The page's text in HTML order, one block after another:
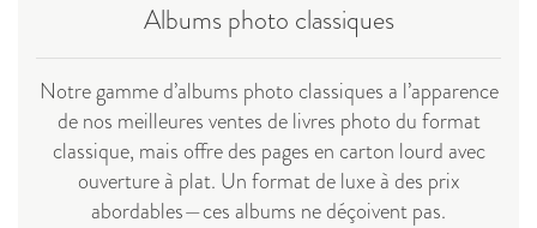
Albums photo classiques
Notre gamme d’albums photo classiques a l’apparence
de nos meilleures ventes de livres photo du format
classique, mais offre des pages en carton lourd avec
ouverture à plat. Un format de luxe à des prix
abordables—ces albums ne déçoivent pas.